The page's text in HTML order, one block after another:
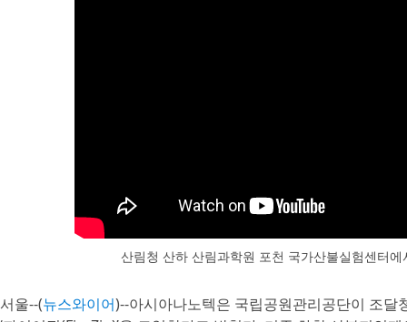
산림청 산하 산림과학원 포천 국가산불실험센터
서울--(뉴스와이어)--아시아나노텍은 국립공원관리공단이 조